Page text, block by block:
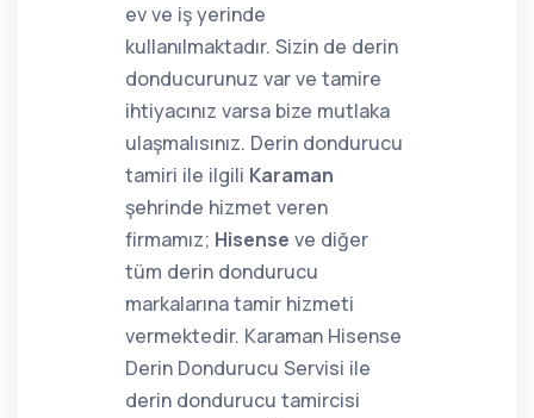
ev ve iş yerinde
kullanılmaktadır. Sizin de derin
donducurunuz var ve tamire
ihtiyacınız varsa bize mutlaka
ulaşmalısınız. Derin dondurucu
tamiri ile ilgili Karaman
şehrinde hizmet veren
firmamız; Hisense ve diğer
tüm derin dondurucu
markalarına tamir hizmeti
vermektedir. Karaman Hisense
Derin Dondurucu Servisi ile
derin dondurucu tamircisi